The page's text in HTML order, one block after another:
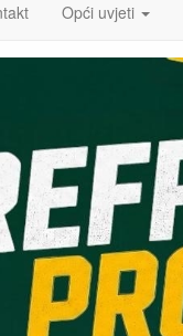
Opći uvjeti